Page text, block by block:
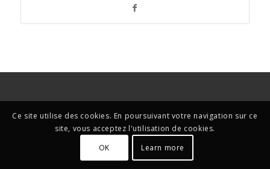
Ce site utilise des cookies. En poursuivant votre navigation sur ce
site, vous acceptez l'utilisation de cookies.
OK
Learn more